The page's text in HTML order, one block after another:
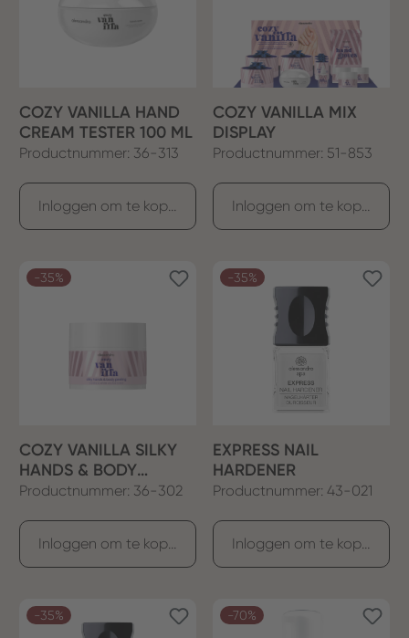
COZY VANILLA HAND
CREAM TESTER 100 ML
Productnummer: 36-313
COZY VANILLA MIX
DISPLAY
Productnummer: 51-853
-35%
COZY VANILLA SILKY
HANDS & BODY
PEELING
Productnummer: 36-302
-35%
EXPRESS NAIL
HARDENER
Productnummer: 43-021
-35% -70%